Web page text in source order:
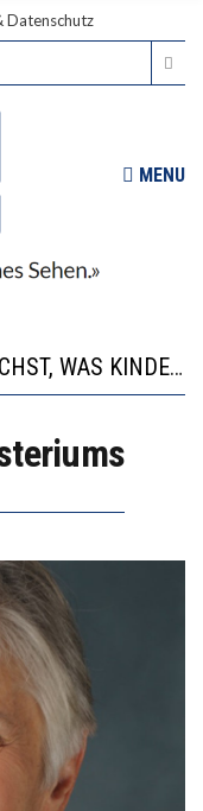
Datenschutz
MENU
WORAUS WÄCHST, WAS KINDER TRÄGT
“WIR BEOBACHTEN EINEN REGELRECHTEN STURZFLUG BEI DEN LERNLEISTUNGEN”